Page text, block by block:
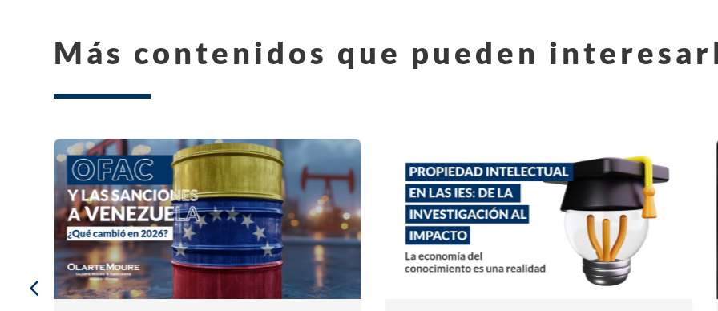
Más contenidos que pueden